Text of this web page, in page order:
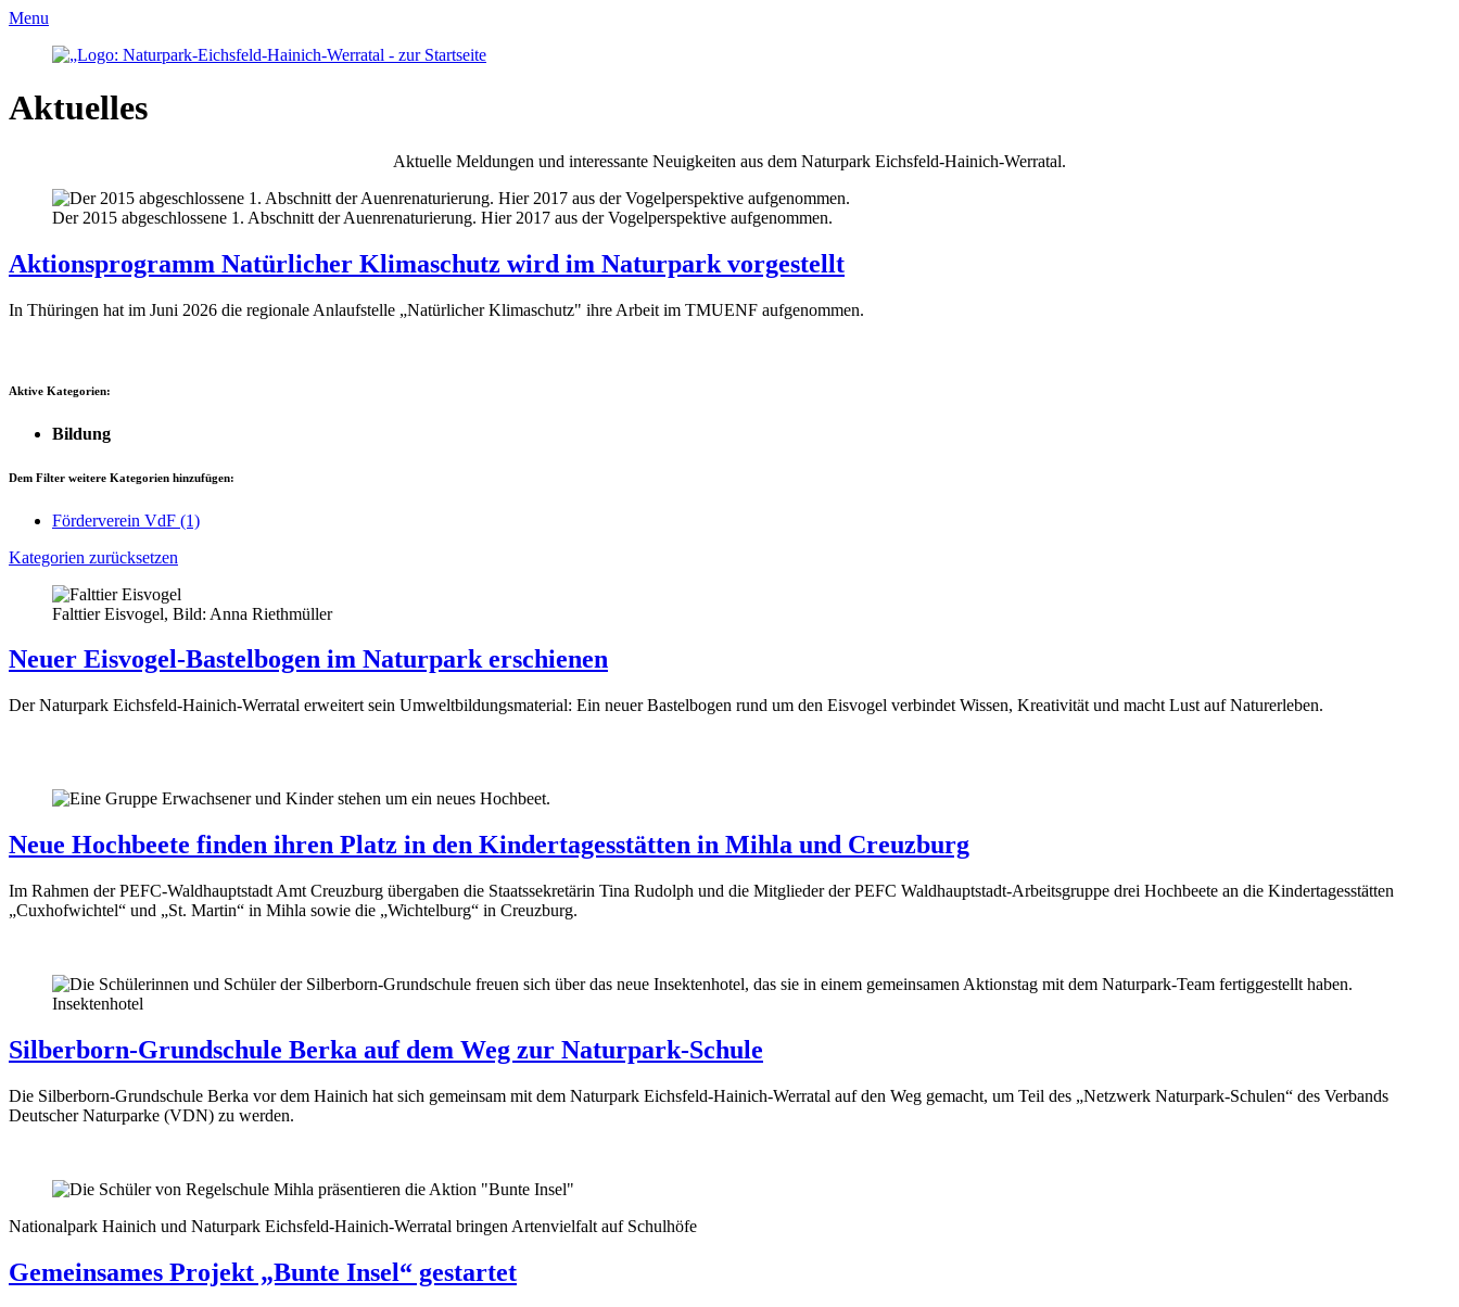
Menu
Aktuelles
Aktuelle Meldungen und interessante Neuigkeiten aus dem Naturpark Eichsfeld-Hainich-Werratal.
Der 2015 abgeschlossene 1. Abschnitt der Auenrenaturierung. Hier 2017 aus der Vogelperspektive aufgenommen.
Aktionsprogramm Natürlicher Klimaschutz wird im Naturpark vorgestellt
In Thüringen hat im Juni 2026 die regionale Anlaufstelle „Natürlicher Klimaschutz" ihre Arbeit im TMUENF aufgenommen.
Aktive Kategorien:
Bildung
Dem Filter weitere Kategorien hinzufügen:
Förderverein VdF (1)
Kategorien zurücksetzen
Falttier Eisvogel, Bild: Anna Riethmüller
Neuer Eisvogel-Bastelbogen im Naturpark erschienen
Der Naturpark Eichsfeld-Hainich-Werratal erweitert sein Umweltbildungsmaterial: Ein neuer Bastelbogen rund um den Eisvogel verbindet Wissen, Kreativität und macht Lust auf Naturerleben.
Neue Hochbeete finden ihren Platz in den Kindertagesstätten in Mihla und Creuzburg
Im Rahmen der PEFC-Waldhauptstadt Amt Creuzburg übergaben die Staatssekretärin Tina Rudolph und die Mitglieder der PEFC Waldhauptstadt-Arbeitsgruppe drei Hochbeete an die Kindertagesstätten
„Cuxhofwichtel“ und „St. Martin“ in Mihla sowie die „Wichtelburg“ in Creuzburg.
Insektenhotel
Silberborn-Grundschule Berka auf dem Weg zur Naturpark-Schule
Die Silberborn-Grundschule Berka vor dem Hainich hat sich gemeinsam mit dem Naturpark Eichsfeld-Hainich-Werratal auf den Weg gemacht, um Teil des „Netzwerk Naturpark-Schulen“ des Verbands
Deutscher Naturparke (VDN) zu werden.
Nationalpark Hainich und Naturpark Eichsfeld-Hainich-Werratal bringen Artenvielfalt auf Schulhöfe
Gemeinsames Projekt „Bunte Insel“ gestartet